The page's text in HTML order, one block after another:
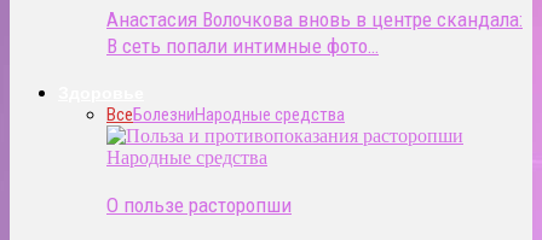
Анастасия Волочкова вновь в центре скандала:
В сеть попали интимные фото…
ВсеБолезниНародные средства
Народные средства
О пользе расторопши